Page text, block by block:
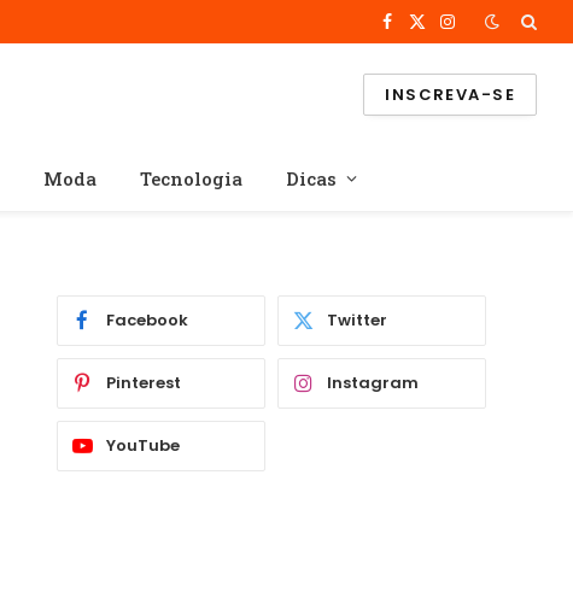
Facebook
X
Instagram
INSCREVA-SE
Moda Tecnologia Dicas
Facebook Twitter
Pinterest Instagram
YouTube